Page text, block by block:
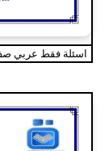
اسئلة فقط عربي صف